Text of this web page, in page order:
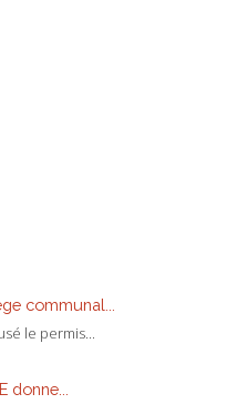
communal...
le permis...
donne...